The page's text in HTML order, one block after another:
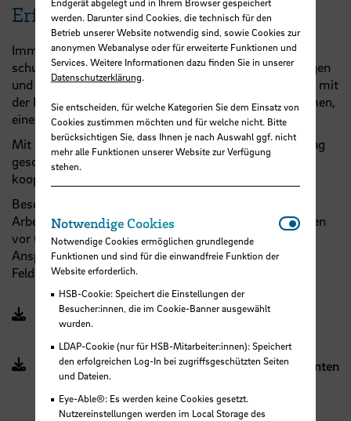
Erfindungen und Patente
Immer wieder entstehen in der Forschung
schutzrechtsfähige Erfindungen. Bei Patentanmeldungen
und der Technologievermarktung arbeitet die HSB eng mit
der Patentverwertungsagentur Innowi GmbHzusammen,
einer Tochtergesellschaft der Bremer Hochschulen.
Mit Partner:innen, die an einer wirtschaftlichen Nutzung
geschützter HSB-Technologien interessiert sind,
kooperiert die HSB und bietet Lizenzen an.
Beschäftigte der HSB sind gemäß dem Gesetz über
Arbeitnehmererfindungen zur Meldung von Erfindungen
vor Offenbarung gegenüber Dritten verpflichtet. Ihr
Ansprechpartner rund um Erfindungen ist Peter
Feldbrügge.
Erfindungsmeldung (DOC, 82 KB, Datei ist nicht
Leitlinien zum Umgang mit Erfindungen und Patenten
barrierefrei)
werden. Darunter sind Cookies, die technisch für den
Betrieb unserer Website notwendig sind, sowie Cookies zur
anonymen Webanalyse oder für erweiterte Funktionen und
Services. Weitere Informationen dazu finden Sie in unserer
Datenschutzerklärung.
Sie entscheiden, für welche Kategorien Sie dem Einsatz von
Cookies zustimmen möchten und für welche nicht. Bitte
berücksichtigen Sie, dass Ihnen je nach Auswahl ggf. nicht
mehr alle Funktionen unserer Website zur Verfügung
stehen.
Notwendige Cookies
Notwendige Cookies ermöglichen grundlegende
Funktionen und sind für die einwandfreie Funktion der
Website erforderlich.
HSB-Cookie: Speichert die Einstellungen der
Besucher:innen, die im Cookie-Banner ausgewählt
wurden.
LDAP-Cookie (nur für HSB-Mitarbeiter:innen): Speichert
den erfolgreichen Log-In bei zugriffsgeschützten Seiten
und Dateien.
Eye-Able®: Es werden keine Cookies gesetzt.
Nutzereinstellungen werden im Local Storage des